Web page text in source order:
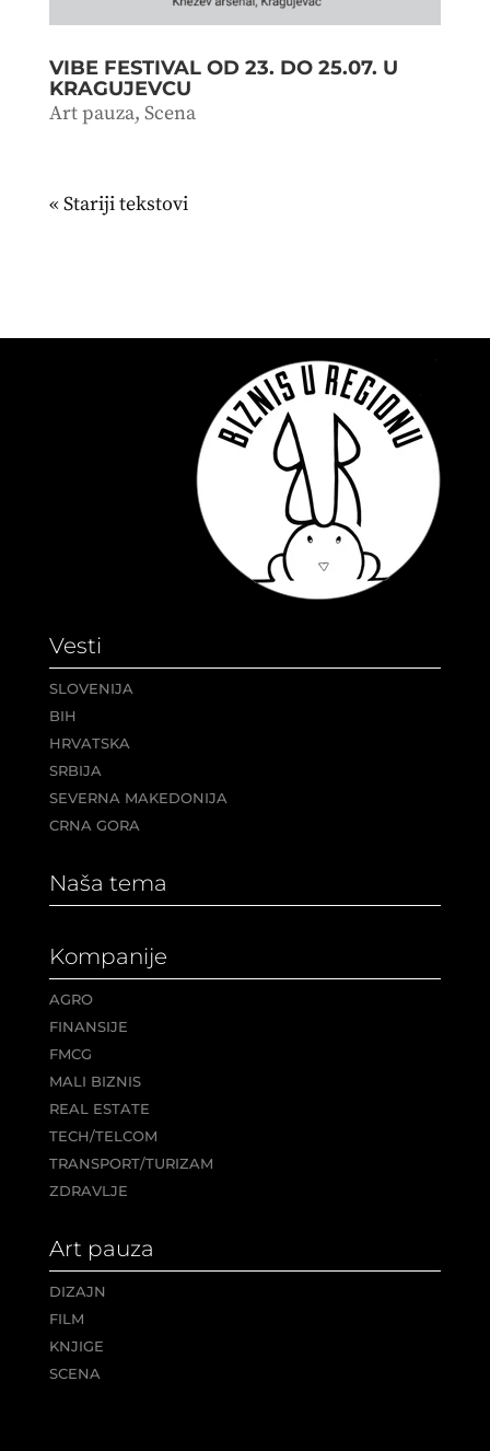
VIBE FESTIVAL OD 23. DO 25.07. U
KRAGUJEVCU
Art pauza, Scena
« Stariji unosi
Vesti
SLOVENIJA
BIH
HRVATSKA
SRBIJA
SEVERNA MAKEDONIJA
CRNA GORA
Naša tema
Kompanije
AGRO
FINANSIJE
FMCG
MALI BIZNIS
REAL ESTATE
TECH/TELCOM
TRANSPORT/TURIZAM
ZDRAVLJE
Art pauza
DIZAJN
FILM
KNJIGE
SCENA